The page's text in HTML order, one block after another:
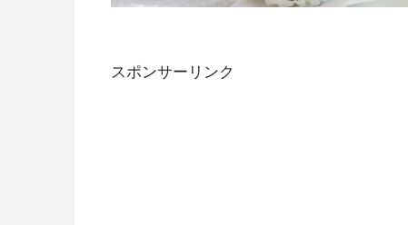
スポンサーリンク